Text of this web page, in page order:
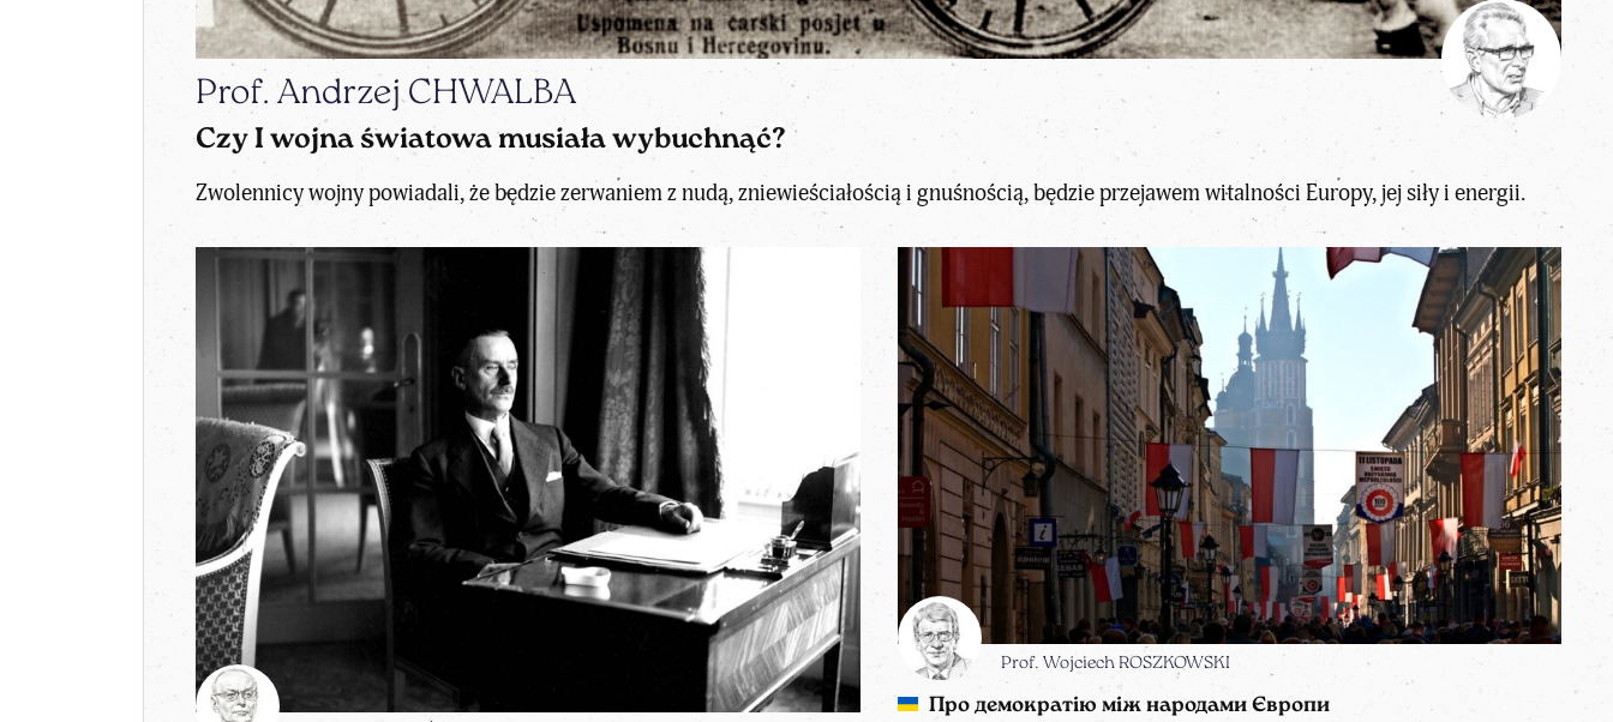
Prof. Andrzej CHWALBA
Czy I wojna światowa musiała wybuchnąć?
Zwolennicy wojny powiadali, że będzie zerwaniem z nudą, zniewieściałością i gnuśnością, będzie przejawem witalności Europy, jej siły i energii.
Prof. Wojciech ROSZKOWSKI
Про демократію між народами Європи